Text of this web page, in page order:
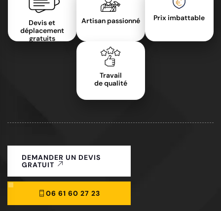
Devis et
déplacement
gratuits
Artisan passionné Prix imbattable
Travail
de qualité
DEMANDER UN DEVIS
GRATUIT
06 61 60 27 23